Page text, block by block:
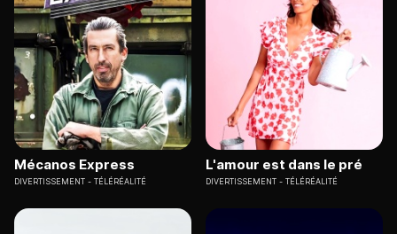
Mécanos Express
DIVERTISSEMENT TÉLÉRÉALITÉ
L'amour est dans le pré
DIVERTISSEMENT TÉLÉRÉALITÉ